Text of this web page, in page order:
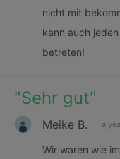
nicht mit
kann auch
betreten!
"Sehr gut"
Meike B. a
Wir waren wie